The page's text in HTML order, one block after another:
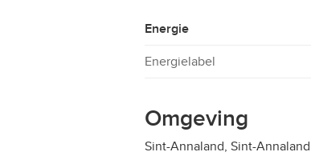
Energie
Energielabel
Omgeving
Sint-Annaland, Sint-Annaland